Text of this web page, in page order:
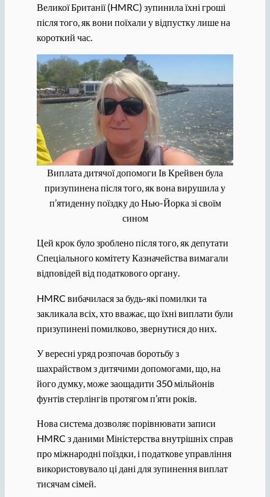
Великої Британії (HMRC) зупинила їхні гроші
після того, як вони поїхали у відпустку лише на
короткий час.
Виплата дитячої допомоги Ів Крейвен була
призупинена після того, як вона вирушила у
п’ятиденну поїздку до Нью-Йорка зі своїм
сином
Цей крок було зроблено після того, як депутати
Спеціального комітету Казначейства вимагали
відповідей від податкового органу.
HMRC вибачилася за будь-які помилки та
закликала всіх, хто вважає, що їхні виплати були
призупинені помилково, звернутися до них.
У вересні уряд розпочав боротьбу з
шахрайством з дитячими допомогами, що, на
його думку, може заощадити 350 мільйонів
фунтів стерлінгів протягом п’яти років.
Нова система дозволяє порівнювати записи
HMRC з даними Міністерства внутрішніх справ
про міжнародні поїздки, і податкове управління
використовувало ці дані для зупинення виплат
тисячам сімей.